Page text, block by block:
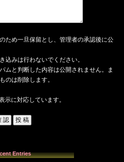
ため一旦保留とし、管理者の承認後に公
込みは行わないでください。
ムと判断した内容は公開されません。ま
のは削除します。
示に対応しています。
Entries